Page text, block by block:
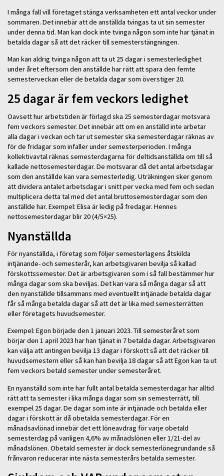
I många fall vill företaget stänga verksamheten ett antal veckor under
sommaren. Det innebär att de anställda tvingas ta ut sin semester
under denna tid. Man kan dock inte tvinga någon som inte har tjänat in
betalda dagar så att det räcker till semesterstängningen.
Man kan aldrig tvinga någon att ta ut 25 dagar i semesterledighet
under året eftersom den anställde har rätt att spara den femte
semesterveckan eller de betalda dagar som överstiger 20.
25 dagar är fem veckors ledighet
Oavsett hur arbetstiden är förlagd ska 25 semesterdagar motsvara
fem veckors semester. Det innebär att om en anställd inte arbetar
alla dagar i veckan och tar ut semester ska semesterdagar räknas av
för de fridagar som infaller under semesterperioden. I många
kollektivavtal räknas semesterdagarna för deltidsanställda om till så
kallade nettosemesterdagar. De motsvarar då det antal arbetsdagar
som den anställde kan vara semesterledig. Uträkningen sker genom
att dividera antalet arbetsdagar i snitt per vecka med fem och sedan
multiplicera detta tal med det antal bruttosemesterdagar som den
anställde har. Exempel: Elisa är ledig på fredagar. Hennes
nettosemesterdagar blir 20 (4/5×25).
Nyanställda
För nyanställda, i företag som följer semesterlagens åtskilda
intjänande- och semesterår, kan arbetsgivaren bevilja så kallad
förskottssemester. Det är arbetsgivaren som i så fall bestämmer hur
många dagar som ska beviljas. Det kan vara så många dagar så att
den nyanställde tillsammans med eventuellt intjänade betalda dagar
får så många betalda dagar så att det är lika med semesterrätten
eller företagets huvudsemester.
Exempel: Egon började den 1 januari 2023. Till semesteråret som
börjar den 1 april 2023 har han tjänat in 7 betalda dagar. Arbetsgivaren
kan välja att antingen bevilja 13 dagar i förskott så att det räcker till
huvudsemestern eller så kan han bevilja 18 dagar så att Egon kan ta ut
fem veckors betald semester under semesteråret.
En nyanställd som inte har fullt antal betalda semesterdagar har alltid
rätt att ta semester i lika många dagar som sin semesterrätt, till
exempel 25 dagar. De dagar som inte är intjänade och betalda eller
dagar i förskott är då obetalda semesterdagar. För en
månadsavlönad innebär det ett löneavdrag för varje obetald
semesterdag på vanligen 4,6% av månadslönen eller 1/21-del av
månadslönen. Obetald semester är dock semesterlönegrundande så
frånvaron reducerar inte nästa semesterårs betalda semester.